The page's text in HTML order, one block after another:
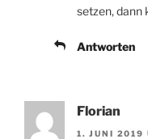
setzen, dann
Antworten
Florian
1. JUNI 2019